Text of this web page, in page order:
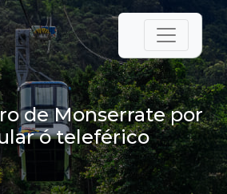
de Monserrate por
ó teleférico